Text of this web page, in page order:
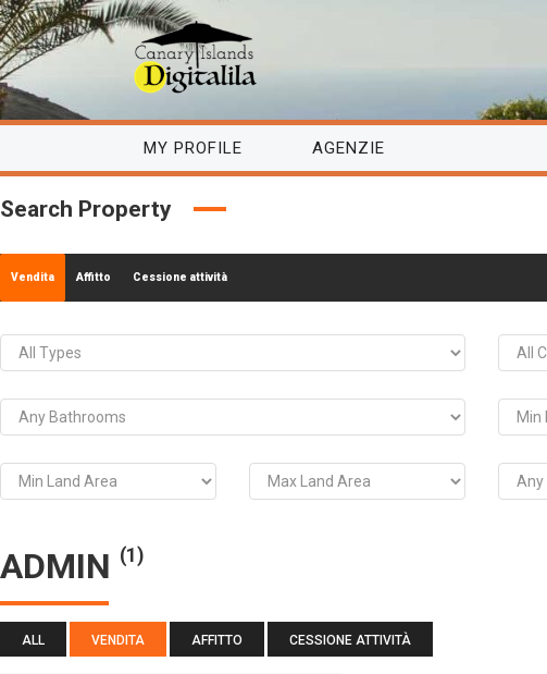
MY PROFILE AGENZIE
Search Property
Vendita Affitto Cessione attività
ADMIN (1)
ALL VENDITA AFFITTO CESSIONE ATTIVITÀ